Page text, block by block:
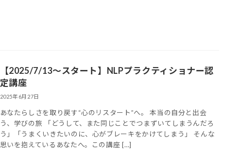
【2025/7/13～スタート】NLPプラクティショナー認
定講座
2025年6月27日
あなたらしさを取り戻す“心のリスタート”へ。 本当の自分と出会
う、学びの旅 「どうして、また同じことでつまずいてしまうんだろ
う」「うまくいきたいのに、心がブレーキをかけてしまう」 そんな
思いを抱えているあなたへ。この講座 […]